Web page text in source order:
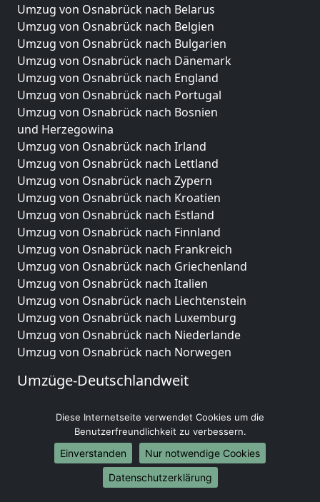
Umzug von Osnabrück nach Belarus
Umzug von Osnabrück nach Belgien
Umzug von Osnabrück nach Bulgarien
Umzug von Osnabrück nach Dänemark
Umzug von Osnabrück nach England
Umzug von Osnabrück nach Portugal
Umzug von Osnabrück nach Bosnien
und Herzegowina
Umzug von Osnabrück nach Irland
Umzug von Osnabrück nach Lettland
Umzug von Osnabrück nach Zypern
Umzug von Osnabrück nach Kroatien
Umzug von Osnabrück nach Estland
Umzug von Osnabrück nach Finnland
Umzug von Osnabrück nach Frankreich
Umzug von Osnabrück nach Griechenland
Umzug von Osnabrück nach Italien
Umzug von Osnabrück nach Liechtenstein
Umzug von Osnabrück nach Luxemburg
Umzug von Osnabrück nach Niederlande
Umzug von Osnabrück nach Norwegen
Umzüge-Deutschlandweit
Umzug von Osnabrück nach Hamburg
Umzug von Osnabrück nach München
Umzug von Osnabrück nach Köln
Umzug von Osnabrück nach Frankfurt am Main
Umzug von Osnabrück nach Stuttgart
Diese Internetseite verwendet Cookies um die
Benutzerfreundlichkeit zu verbessern.
Einverstanden
Nur notwendige Cookies
Datenschutzerklärung